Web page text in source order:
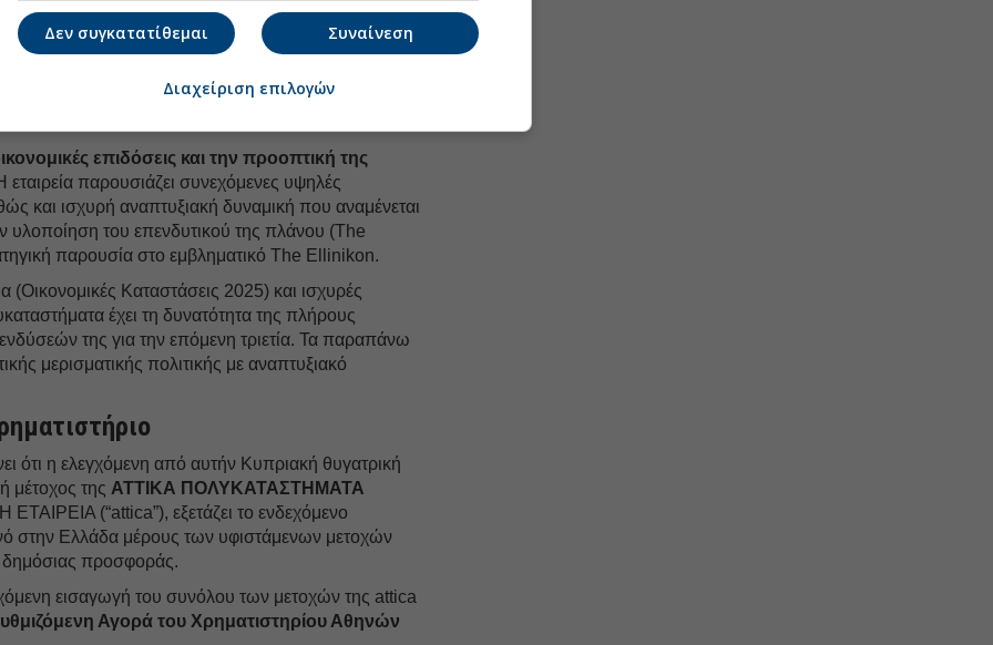
διασύνδεση με τον τουρισμό.
κεφαλαιαγοράς:
Το Χρηματιστήριο Αθηνών
νέα φάση εξωστρέφειας και διεθνούς ορατότητας,
που ενισχύουν το βάθος και την ελκυστικότητα της
επιδόσεις και την προοπτική της
εταιρεία παρουσιάζει συνεχόμενες υψηλές
και ισχυρή αναπτυξιακή δυναμική που αναμένεται
υλοποίηση του επενδυτικού της πλάνου (The
παρουσία στο εμβληματικό The Ellinikon.
(Οικονομικές Καταστάσεις 2025) και ισχυρές
έχει τη δυνατότητα της πλήρους
της για την επόμενη τριετία. Τα παραπάνω
μερισματικής πολιτικής με αναπτυξιακό
ότι η ελεγχόμενη από αυτήν Κυπριακή θυγατρική
μέτοχος της ΑΤΤΙΚΑ ΠΟΛΥΚΑΤΑΣΤΗΜΑΤΑ
(“attica”), εξετάζει το ενδεχόμενο
στην Ελλάδα μέρους των υφιστάμενων μετοχών
προσφοράς.
εισαγωγή του συνόλου των μετοχών της attica
Αγορά του Χρηματιστηρίου Αθηνών
Συναίνεση
Δεν συγκατατίθεμαι
Διαχείριση επιλογών